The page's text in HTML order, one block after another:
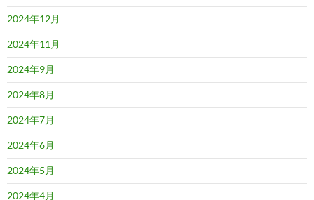
2024年12月
2024年11月
2024年9月
2024年8月
2024年7月
2024年6月
2024年5月
2024年4月